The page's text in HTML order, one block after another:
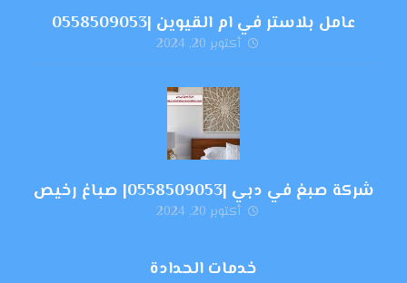
عامل بلاستر في ام القيوين |0558509053
أكتوبر 20, 2024
شركة صبغ في دبي |0558509053| صباغ رخيص
أكتوبر 20, 2024
خدمات الحدادة